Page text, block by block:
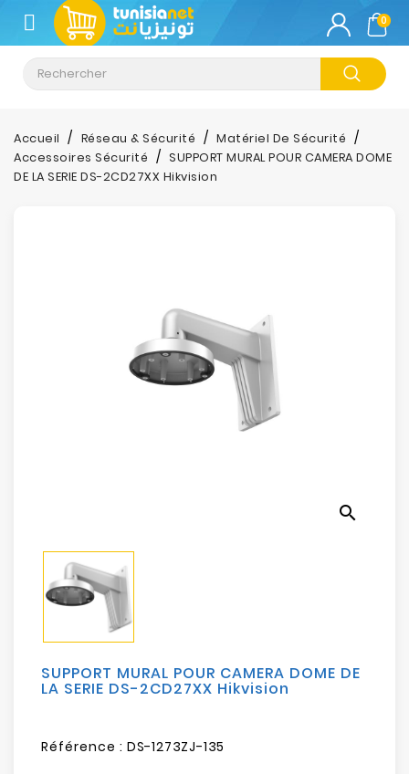
CATÉGORIE
Climatisation
Informatique
Téléphonie
Sécurité
Mobilités
Loisirs
0
Accueil Réseau & Sécurité
Matériel De Sécurité
Accessoires Sécurité
SUPPORT MURAL POUR CAMERA DOME
DE LA SERIE DS-2CD27XX Hikvision
search
SUPPORT MURAL POUR CAMERA DOME DE
LA SERIE DS-2CD27XX Hikvision
Référence : DS-1273ZJ-135